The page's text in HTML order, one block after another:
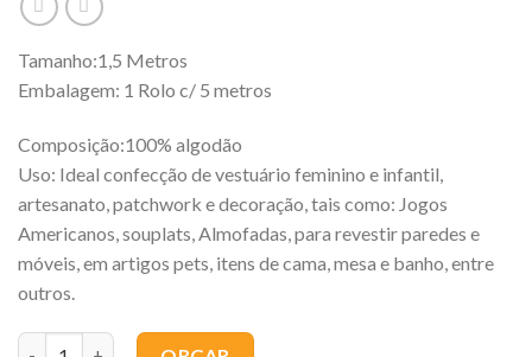
Tamanho:1,5 Metros
Embalagem: 1 Rolo c/ 5 metros
Composição:100% algodão
Uso: Ideal confecção de vestuário feminino e infantil,
artesanato, patchwork e decoração, tais como: Jogos
Americanos, souplats, Almofadas, para revestir paredes e
móveis, em artigos pets, itens de cama, mesa e banho, entre
outros.